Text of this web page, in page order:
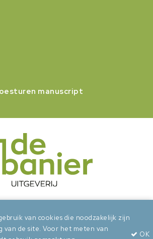
manuscript
voorwaarden Privacy
van cookies die noodzakelijk zijn
van de site. Voor het meten van
OK